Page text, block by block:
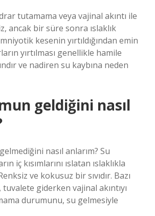
tutamama veya vajinal akıntı ile
ancak bir süre sonra ıslaklık
kesenin yırtıldığından emin
yırtılması genellikle hamile
ve nadiren su kaybına neden
geldiğini nasıl
nasıl anlarım? Su
iç kısımlarını ıslatan ıslaklıkla
ve kokusuz bir sıvıdır. Bazı
giderken vajinal akıntıyı
durumunu, su gelmesiyle